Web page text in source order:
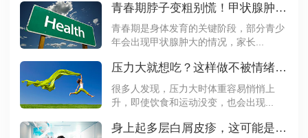
青春期脖子变粗别慌！甲状腺肿大需要治疗吗？
青春期是身体发育的关键阶段，部分青少
年会出现甲状腺肿大的情况，家长...
压力大就想吃？这样做不被情绪左右体重
很多人发现，压力大时体重容易悄悄上
升，即使饮食和运动没变，也会出现...
身上起多层白屑皮疹，这可能是银屑病